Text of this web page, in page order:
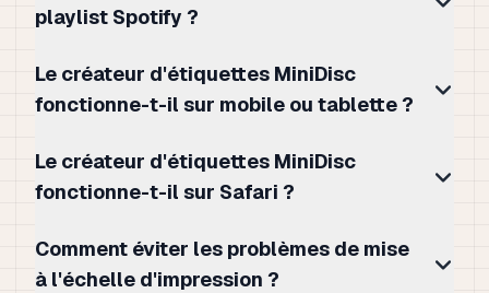
playlist Spotify ?
Le créateur d'étiquettes MiniDisc
fonctionne-t-il sur mobile ou tablette ?
Le créateur d'étiquettes MiniDisc
fonctionne-t-il sur Safari ?
Comment éviter les problèmes de mise
à l'échelle d'impression ?